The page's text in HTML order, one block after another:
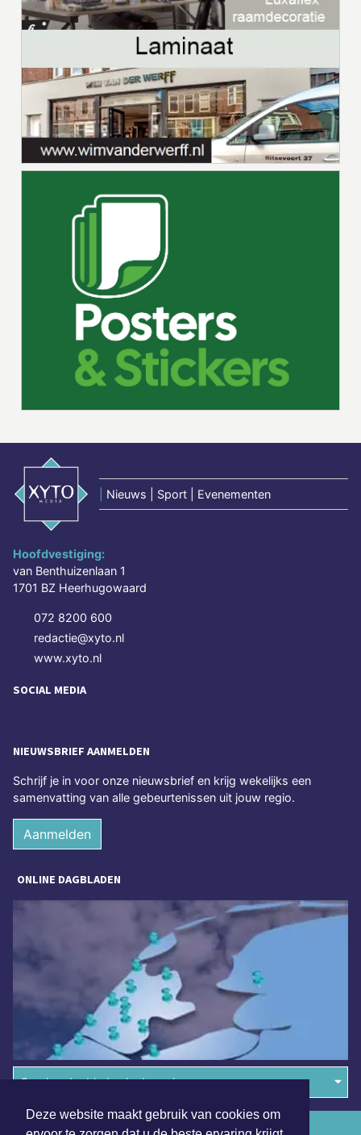
Deze website maakt gebruik van cookies om
Nieuws | Sport | Evenementen
Hoofdvestiging:
van Benthuizenlaan 1
1701 BZ Heerhugowaard
072 8200 600
redactie@xyto.nl
www.xyto.nl
SOCIAL MEDIA
NIEUWSBRIEF AANMELDEN
Schrijf je in voor onze nieuwsbrief en krijg wekelijks een
samenvatting van alle gebeurtenissen uit jouw regio.
Aanmelden
ONLINE DAGBLADEN
Overige dagbladen in de regio
Algemene voorwaarden